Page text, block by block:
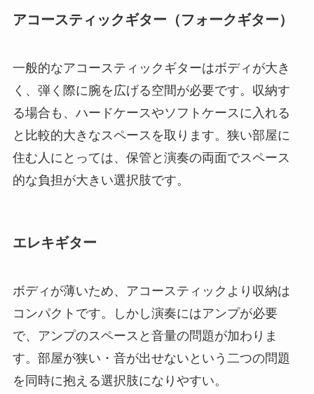
アコースティックギター（フォークギター）
一般的なアコースティックギターはボディが大き
く、弾く際に腕を広げる空間が必要です。収納す
る場合も、ハードケースやソフトケースに入れる
と比較的大きなスペースを取ります。狭い部屋に
住む人にとっては、保管と演奏の両面でスペース
的な負担が大きい選択肢です。
エレキギター
ボディが薄いため、アコースティックより収納は
コンパクトです。しかし演奏にはアンプが必要
で、アンプのスペースと音量の問題が加わりま
す。部屋が狭い・音が出せないという二つの問題
を同時に抱える選択肢になりやすい。